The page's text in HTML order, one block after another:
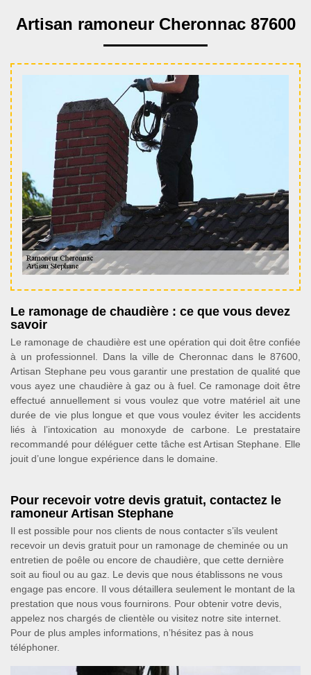
Artisan ramoneur Cheronnac 87600
Le ramonage de chaudière : ce que vous devez
savoir
Le ramonage de chaudière est une opération qui doit être confiée
à un professionnel. Dans la ville de Cheronnac dans le 87600,
Artisan Stephane peu vous garantir une prestation de qualité que
vous ayez une chaudière à gaz ou à fuel. Ce ramonage doit être
effectué annuellement si vous voulez que votre matériel ait une
durée de vie plus longue et que vous voulez éviter les accidents
liés à l’intoxication au monoxyde de carbone. Le prestataire
recommandé pour déléguer cette tâche est Artisan Stephane. Elle
jouit d’une longue expérience dans le domaine.
Pour recevoir votre devis gratuit, contactez le
ramoneur Artisan Stephane
Il est possible pour nos clients de nous contacter s’ils veulent
recevoir un devis gratuit pour un ramonage de cheminée ou un
entretien de poêle ou encore de chaudière, que cette dernière
soit au fioul ou au gaz. Le devis que nous établissons ne vous
engage pas encore. Il vous détaillera seulement le montant de la
prestation que nous vous fournirons. Pour obtenir votre devis,
appelez nos chargés de clientèle ou visitez notre site internet.
Pour de plus amples informations, n’hésitez pas à nous
téléphoner.